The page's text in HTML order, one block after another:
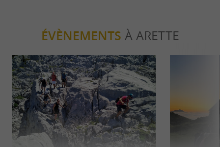
ÉVÈNEMENTS À ARETTE